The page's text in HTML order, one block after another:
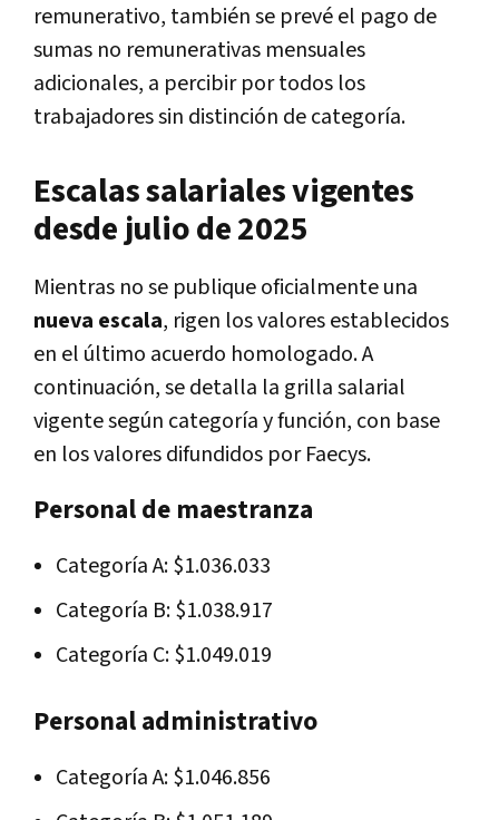
remunerativo, también se prevé el pago de
sumas no remunerativas mensuales
adicionales, a percibir por todos los
trabajadores sin distinción de categoría.
Escalas salariales vigentes
desde julio de 2025
Mientras no se publique oficialmente una
nueva escala, rigen los valores establecidos
en el último acuerdo homologado. A
continuación, se detalla la grilla salarial
vigente según categoría y función, con base
en los valores difundidos por Faecys.
Personal de maestranza
Categoría A: $1.036.033
Categoría B: $1.038.917
Categoría C: $1.049.019
Personal administrativo
Categoría A: $1.046.856